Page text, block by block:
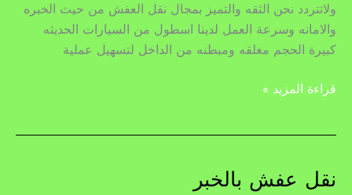
ولاتتردد نحن الثقه والتميز بمجال نقل العفش من حيث الخبره
والامانه وسرعة العمل لدينا اسطول من السيارات الحديثه
كبيرة الحجم مغلقه ومبطنه من الداخل لتسهيل عملية
قراءة المزيد »
نقل عفش بالخبر
نقل